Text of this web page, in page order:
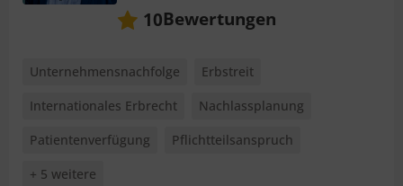
10Bewertungen
Unternehmensnachfolge
Erbstreit
Internationales Erbrecht
Nachlassplanung
Patientenverfügung
Pflichtteilsanspruch
+ 5 weitere